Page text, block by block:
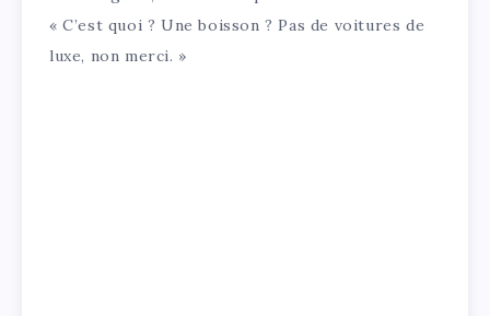
« C’est quoi ? Une boisson ? Pas de voitures de
luxe, non merci. »